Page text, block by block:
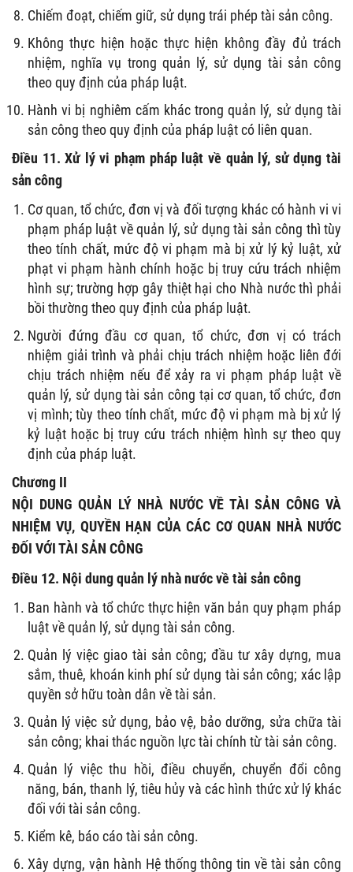
Chiếm đoạt, chiếm giữ, sử dụng trái phép tài sản công.
Không thực hiện hoặc thực hiện không đầy đủ trách
nhiệm, nghĩa vụ trong quản lý, sử dụng tài sản công
theo quy định của pháp luật.
Hành vi bị nghiêm cấm khác trong quản lý, sử dụng tài
sản công theo quy định của pháp luật có liên quan.
Điều 11. Xử lý vi phạm pháp luật về quản lý, sử dụng tài
sản công
Cơ quan, tổ chức, đơn vị và đối tượng khác có hành vi vi
phạm pháp luật về quản lý, sử dụng tài sản công thì tùy
theo tính chất, mức độ vi phạm mà bị xử lý kỷ luật, xử
phạt vi phạm hành chính hoặc bị truy cứu trách nhiệm
hình sự; trường hợp gây thiệt hại cho Nhà nước thì phải
bồi thường theo quy định của pháp luật.
Người đứng đầu cơ quan, tổ chức, đơn vị có trách
nhiệm giải trình và phải chịu trách nhiệm hoặc liên đới
chịu trách nhiệm nếu để xảy ra vi phạm pháp luật về
quản lý, sử dụng tài sản công tại cơ quan, tổ chức, đơn
vị mình; tùy theo tính chất, mức độ vi phạm mà bị xử lý
kỷ luật hoặc bị truy cứu trách nhiệm hình sự theo quy
định của pháp luật.
Chương II
NỘI DUNG QUẢN LÝ NHÀ NƯỚC VỀ TÀI SẢN CÔNG VÀ
NHIỆM VỤ, QUYỀN HẠN CỦA CÁC CƠ QUAN NHÀ NƯỚC
ĐỐI VỚI TÀI SẢN CÔNG
Điều 12. Nội dung quản lý nhà nước về tài sản công
Ban hành và tổ chức thực hiện văn bản quy phạm pháp
luật về quản lý, sử dụng tài sản công.
Quản lý việc giao tài sản công; đầu tư xây dựng, mua
sắm, thuê, khoán kinh phí sử dụng tài sản công; xác lập
quyền sở hữu toàn dân về tài sản.
Quản lý việc sử dụng, bảo vệ, bảo dưỡng, sửa chữa tài
sản công; khai thác nguồn lực tài chính từ tài sản công.
Quản lý việc thu hồi, điều chuyển, chuyển đổi công
năng, bán, thanh lý, tiêu hủy và các hình thức xử lý khác
đối với tài sản công.
Kiểm kê, báo cáo tài sản công.
Xây dựng, vận hành Hệ thống thông tin về tài sản công